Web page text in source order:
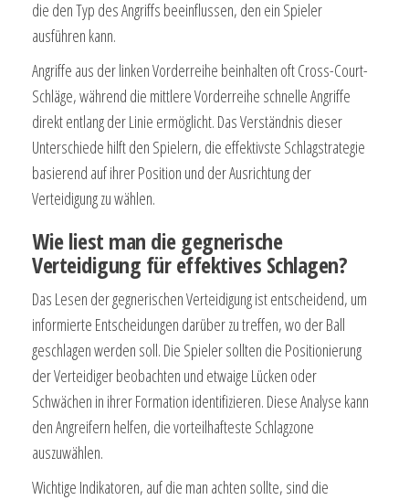
die den Typ des Angriffs beeinflussen, den ein Spieler
ausführen kann.
Angriffe aus der linken Vorderreihe beinhalten oft Cross-Court-
Schläge, während die mittlere Vorderreihe schnelle Angriffe
direkt entlang der Linie ermöglicht. Das Verständnis dieser
Unterschiede hilft den Spielern, die effektivste Schlagstrategie
basierend auf ihrer Position und der Ausrichtung der
Verteidigung zu wählen.
Wie liest man die gegnerische
Verteidigung für effektives Schlagen?
Das Lesen der gegnerischen Verteidigung ist entscheidend, um
informierte Entscheidungen darüber zu treffen, wo der Ball
geschlagen werden soll. Die Spieler sollten die Positionierung
der Verteidiger beobachten und etwaige Lücken oder
Schwächen in ihrer Formation identifizieren. Diese Analyse kann
den Angreifern helfen, die vorteilhafteste Schlagzone
auszuwählen.
Wichtige Indikatoren, auf die man achten sollte, sind die